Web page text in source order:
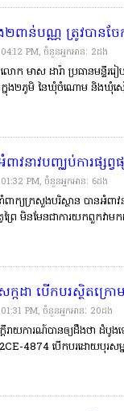
២ពាន់បណ្ណ ត្រូវបាន
ង្គលបូរី ខេត្តបន្ទ
PM, ចំនួនអ្នកអានៈ​ 2ដង
លោក មាស ដារ៉ា ប្រធានមន្
ក្នុង២ភូមិ នៃឃុំចំណោម និងឃុំ
សម្គាល់ម្ចាស់អចលនវត្ថុ ឬប
៤�
ាវនាវបញ្ឈប់ការផ្ស
ាល់ដល់សុខភាព និងបរិ
PM, ចំនួនអ្នកអានៈ​ 6ដង
ពាក្យក្រសួងបរិស្ថាន បានអំពា
រៃ មិនមែនជាការយកពួកវាម
និងមានតែបង្កគ្រោះថ្នាក់ខ្ល
សក្កដា បើកបរស្ថិតក្
ងរបួសធ្ងន់ នៅខណ្ឌស
PM, ចំនួនអ្នកអានៈ​ 20ដង
ក្ដីរាយការណ៍បានឲ្យដឹងថា ដំ
4874 បើកបរដោយបុរសម្ន
បរនោះ ស្រាប់តែរថយន្ដខា
ក់ត្រូវបាន